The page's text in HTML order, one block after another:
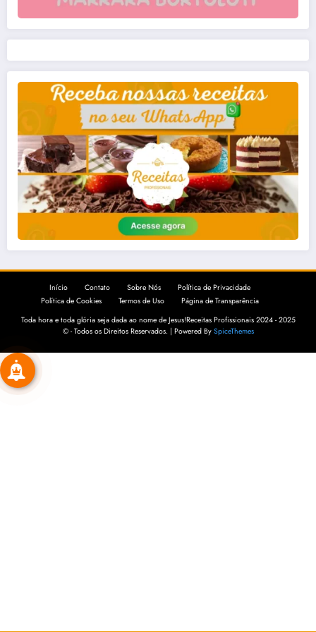
Início Contato Sobre Nós
Política de Privacidade
Política de Cookies
Termos de Uso
Página de Transparência
Toda hora e toda glória seja dada ao nome de Jesus!Receitas Profissionais 2024 - 2025
© - Todos os Direitos Reservados. | Powered By SpiceThemes